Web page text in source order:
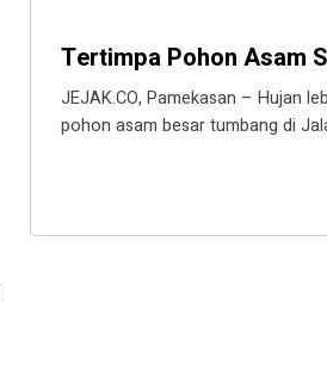
Tertimpa Pohon Asam
JEJAK.CO, Pamekasan – Hujan
pohon asam besar tumbang di